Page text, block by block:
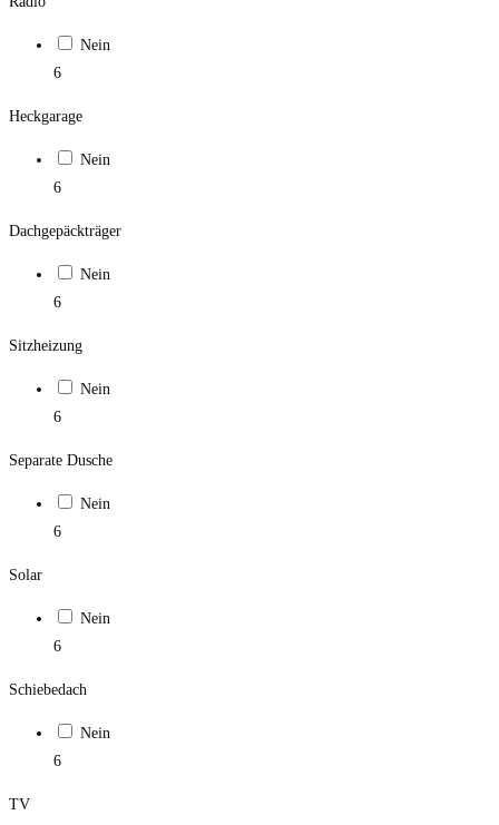
Nein
6
Heckgarage
Nein
6
Dachgepäckträger
Nein
6
Sitzheizung
Nein
6
Separate Dusche
Nein
6
Solar
Nein
6
Schiebedach
Nein
6
TV